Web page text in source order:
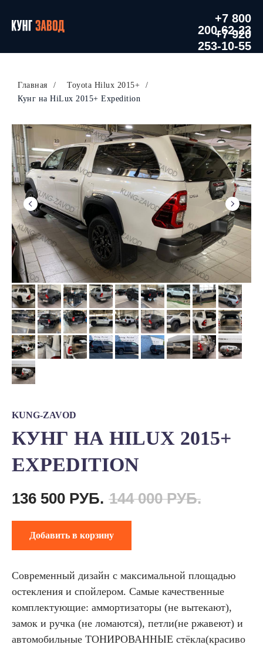
+7 800
200-62-23
+7 920
253-10-55
Главная / Toyota Hilux 2015+
/
Кунг на HiLux 2015+ Expedition
KUNG-ZAVOD
КУНГ НА HILUX 2015+
EXPEDITION
136 500 РУБ. 144 000 РУБ.
Добавить в корзину
Современный дизайн с максимальной площадью
остекления и спойлером. Самые качественные
комплектующие: аммортизаторы (не вытекают),
замок и ручка (не ломаются), петли(не ржавеют) и
автомобильные ТОНИРОВАННЫЕ стёкла(красиво